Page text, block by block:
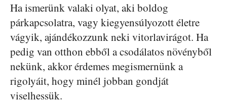
Ha ismerünk valaki olyat, aki boldog
párkapcsolatra, vagy kiegyensúlyozott életre
vágyik, ajándékozzunk neki vitorlavirágot. Ha
pedig van otthon ebből a csodálatos növényből
nekünk, akkor érdemes megismernünk a
rigolyáit, hogy minél jobban gondját
viselhessük.